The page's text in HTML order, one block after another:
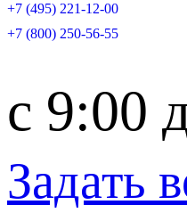
+7 (495) 221-12-00
+7 (800) 250-56-55
c 9:00
Задать